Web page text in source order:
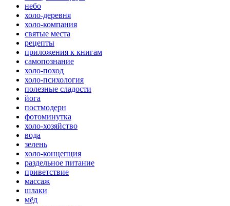
небо
холо-деревня
холо-компания
святые места
рецепты
приложения к книгам
самопознание
холо-поход
холо-психология
полезные сладости
йога
постмодерн
фотоминутка
холо-хозяйство
вода
зелень
холо-концепция
раздельное питание
приветствие
массаж
шлаки
мёд